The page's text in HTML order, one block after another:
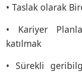
• Taslak olarak
• Kariyer
katılmak
• Sürekli